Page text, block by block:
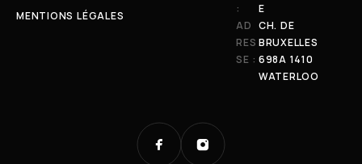
MENTIONS LÉGALES
:
E
AD
RES
SE :
CH. DE
BRUXELLES
698A 1410
WATERLOO